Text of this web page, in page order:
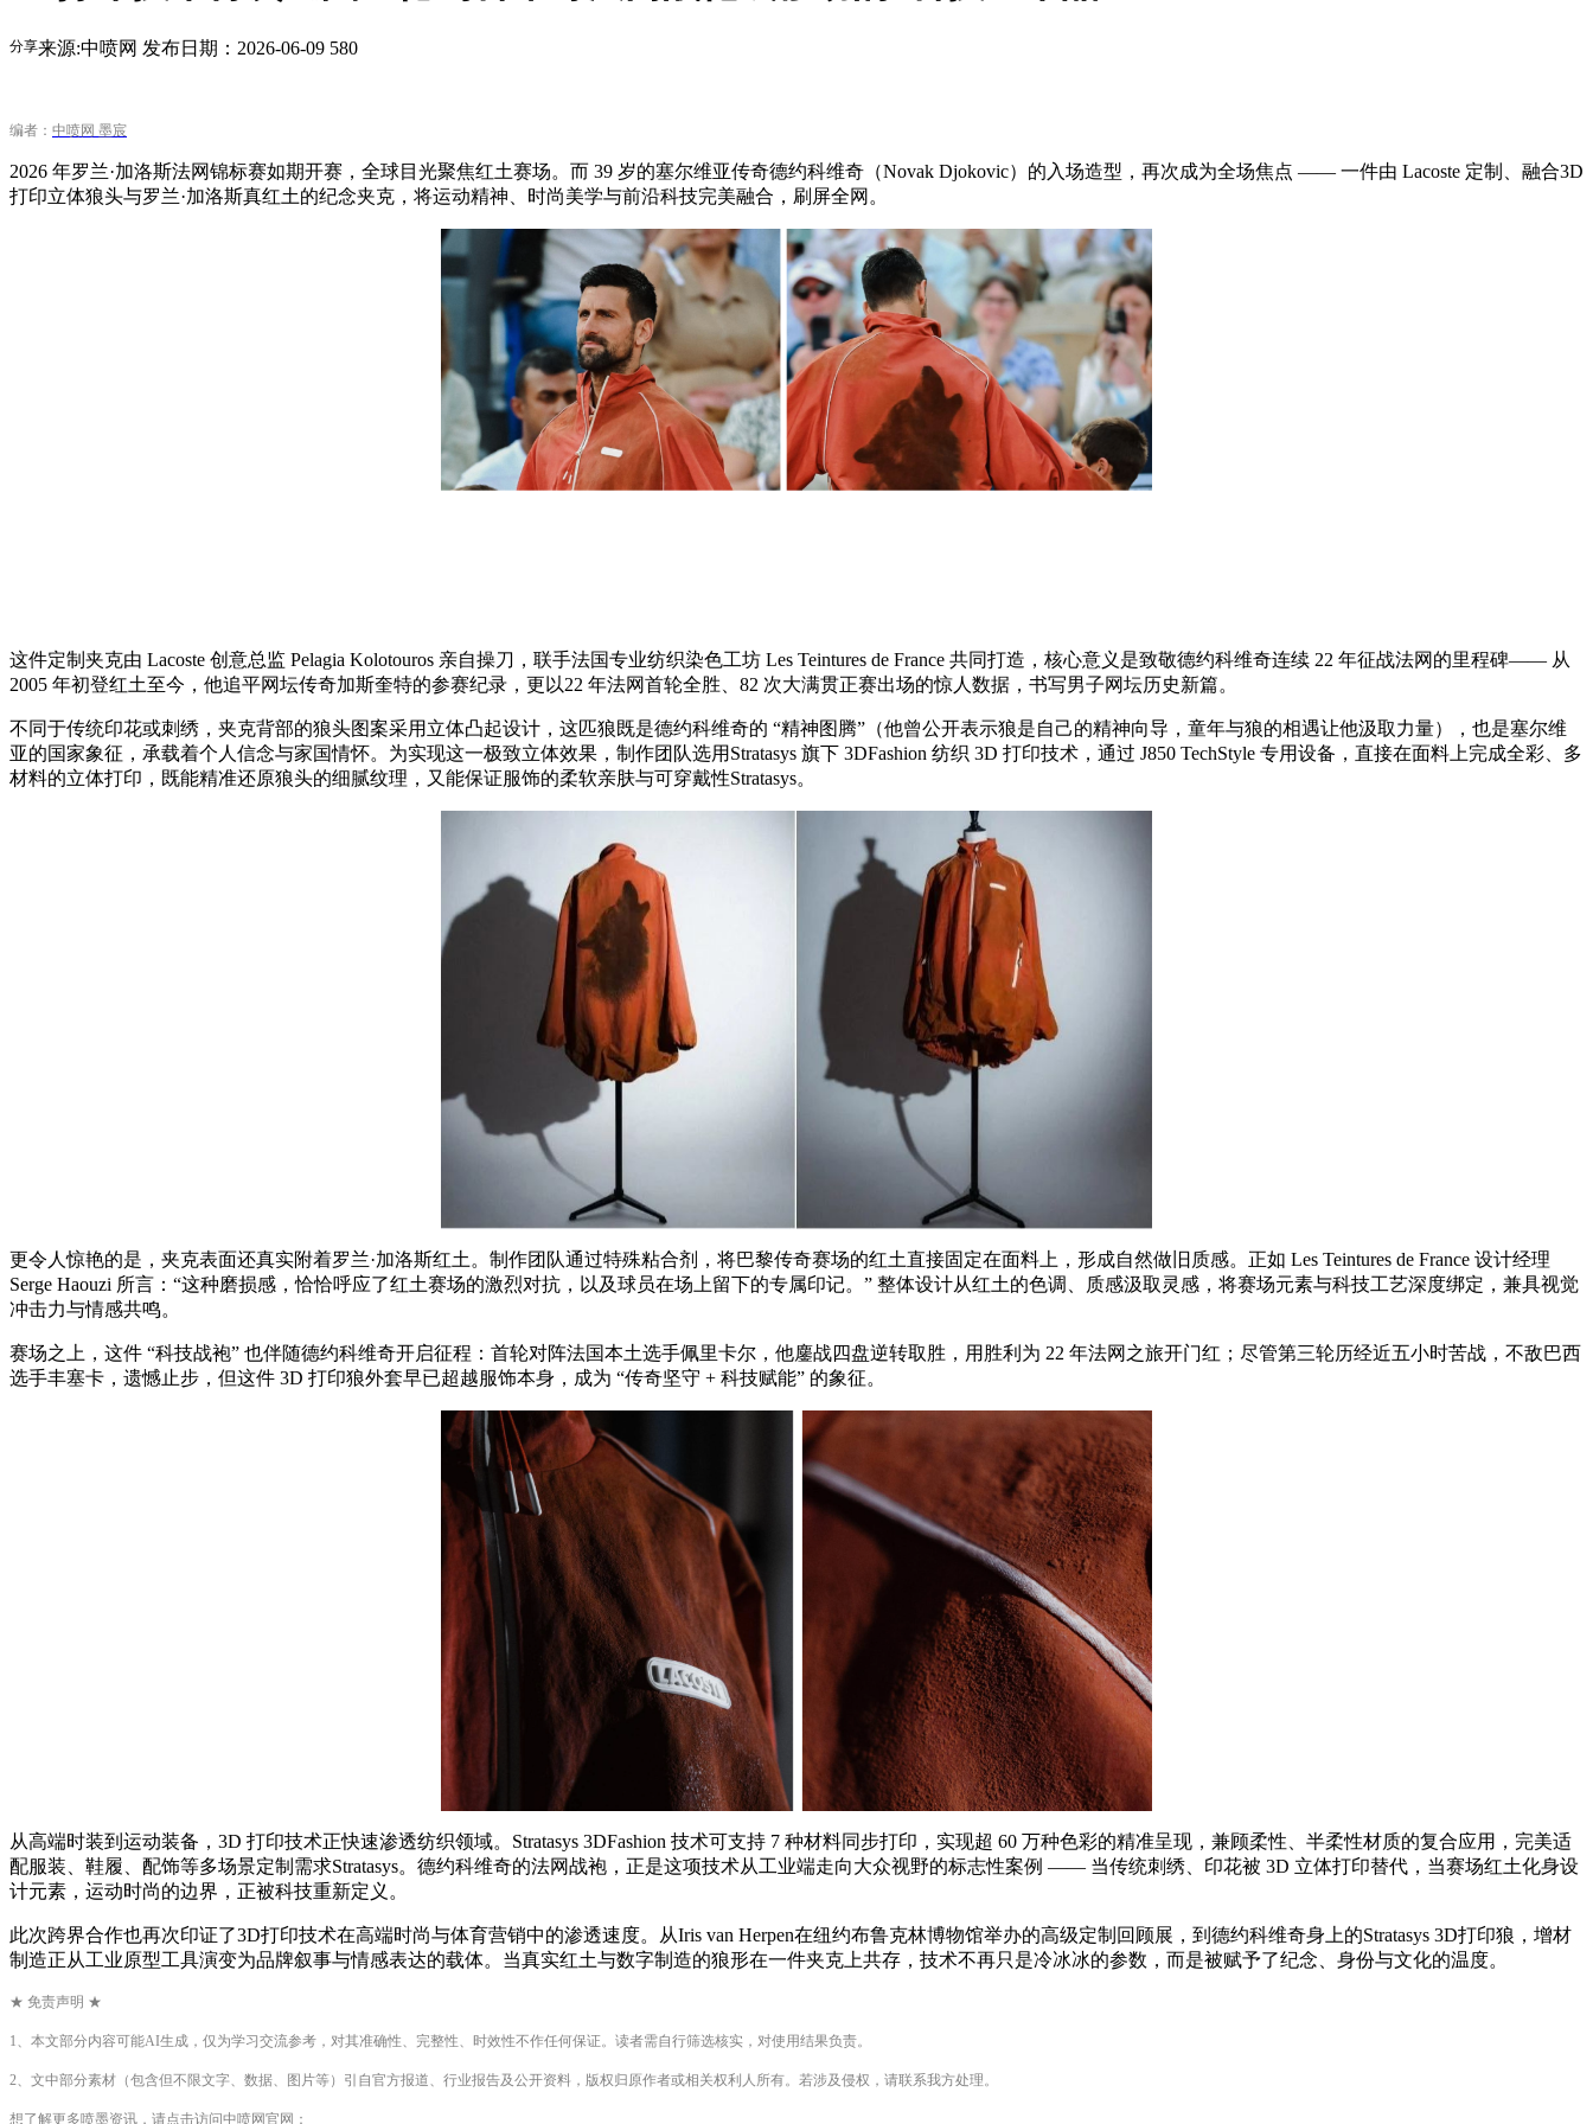
来源:中喷网 发布日期：2026-06-09 580
分享
编者： 中喷网 墨宸
2026 年罗兰·加洛斯法网锦标赛如期开赛，全球目光聚焦红土赛场。而 39 岁的塞尔维亚传奇德约科维奇（Novak Djokovic）的入场造型，再次成为全场焦点 —— 一件由 Lacoste 定制、融合3D
打印立体狼头与罗兰·加洛斯真红土的纪念夹克，将运动精神、时尚美学与前沿科技完美融合，刷屏全网。
这件定制夹克由 Lacoste 创意总监 Pelagia Kolotouros 亲自操刀，联手法国专业纺织染色工坊 Les Teintures de France 共同打造，核心意义是致敬德约科维奇连续 22 年征战法网的里程碑—— 从
2005 年初登红土至今，他追平网坛传奇加斯奎特的参赛纪录，更以22 年法网首轮全胜、82 次大满贯正赛出场的惊人数据，书写男子网坛历史新篇。
不同于传统印花或刺绣，夹克背部的狼头图案采用立体凸起设计，这匹狼既是德约科维奇的 “精神图腾”（他曾公开表示狼是自己的精神向导，童年与狼的相遇让他汲取力量），也是塞尔维
亚的国家象征，承载着个人信念与家国情怀。为实现这一极致立体效果，制作团队选用Stratasys 旗下 3DFashion 纺织 3D 打印技术，通过 J850 TechStyle 专用设备，直接在面料上完成全彩、多
材料的立体打印，既能精准还原狼头的细腻纹理，又能保证服饰的柔软亲肤与可穿戴性Stratasys。
更令人惊艳的是，夹克表面还真实附着罗兰·加洛斯红土。制作团队通过特殊粘合剂，将巴黎传奇赛场的红土直接固定在面料上，形成自然做旧质感。正如 Les Teintures de France 设计经理
Serge Haouzi 所言：“这种磨损感，恰恰呼应了红土赛场的激烈对抗，以及球员在场上留下的专属印记。” 整体设计从红土的色调、质感汲取灵感，将赛场元素与科技工艺深度绑定，兼具视觉
冲击力与情感共鸣。
赛场之上，这件 “科技战袍” 也伴随德约科维奇开启征程：首轮对阵法国本土选手佩里卡尔，他鏖战四盘逆转取胜，用胜利为 22 年法网之旅开门红；尽管第三轮历经近五小时苦战，不敌巴西
选手丰塞卡，遗憾止步，但这件 3D 打印狼外套早已超越服饰本身，成为 “传奇坚守 + 科技赋能” 的象征。
从高端时装到运动装备，3D 打印技术正快速渗透纺织领域。Stratasys 3DFashion 技术可支持 7 种材料同步打印，实现超 60 万种色彩的精准呈现，兼顾柔性、半柔性材质的复合应用，完美适
配服装、鞋履、配饰等多场景定制需求Stratasys。德约科维奇的法网战袍，正是这项技术从工业端走向大众视野的标志性案例 —— 当传统刺绣、印花被 3D 立体打印替代，当赛场红土化身设
计元素，运动时尚的边界，正被科技重新定义。
此次跨界合作也再次印证了3D打印技术在高端时尚与体育营销中的渗透速度。从Iris van Herpen在纽约布鲁克林博物馆举办的高级定制回顾展，到德约科维奇身上的Stratasys 3D打印狼，增材
制造正从工业原型工具演变为品牌叙事与情感表达的载体。当真实红土与数字制造的狼形在一件夹克上共存，技术不再只是冷冰冰的参数，而是被赋予了纪念、身份与文化的温度。
★ 免责声明 ★
1、本文部分内容可能AI生成，仅为学习交流参考，对其准确性、完整性、时效性不作任何保证。读者需自行筛选核实，对使用结果负责。
2、文中部分素材（包含但不限文字、数据、图片等）引自官方报道、行业报告及公开资料，版权归原作者或相关权利人所有。若涉及侵权，请联系我方处理。
想了解更多喷墨资讯，请点击访问中喷网官网：